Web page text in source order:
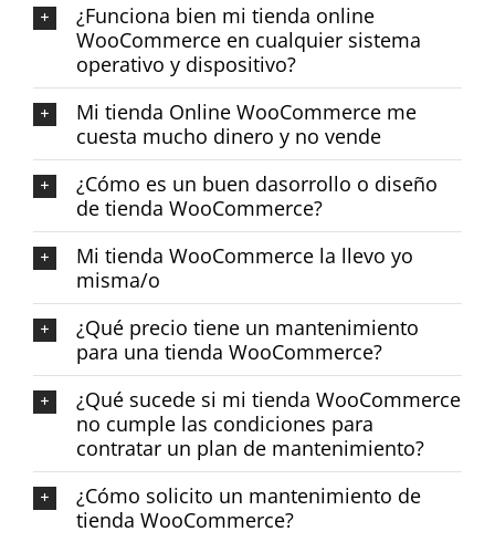
¿Funciona bien mi tienda online
WooCommerce en cualquier sistema
operativo y dispositivo?
Mi tienda Online WooCommerce me
cuesta mucho dinero y no vende
¿Cómo es un buen dasorrollo o diseño
de tienda WooCommerce?
Mi tienda WooCommerce la llevo yo
misma/o
¿Qué precio tiene un mantenimiento
para una tienda WooCommerce?
¿Qué sucede si mi tienda WooCommerce
no cumple las condiciones para
contratar un plan de mantenimiento?
¿Cómo solicito un mantenimiento de
tienda WooCommerce?